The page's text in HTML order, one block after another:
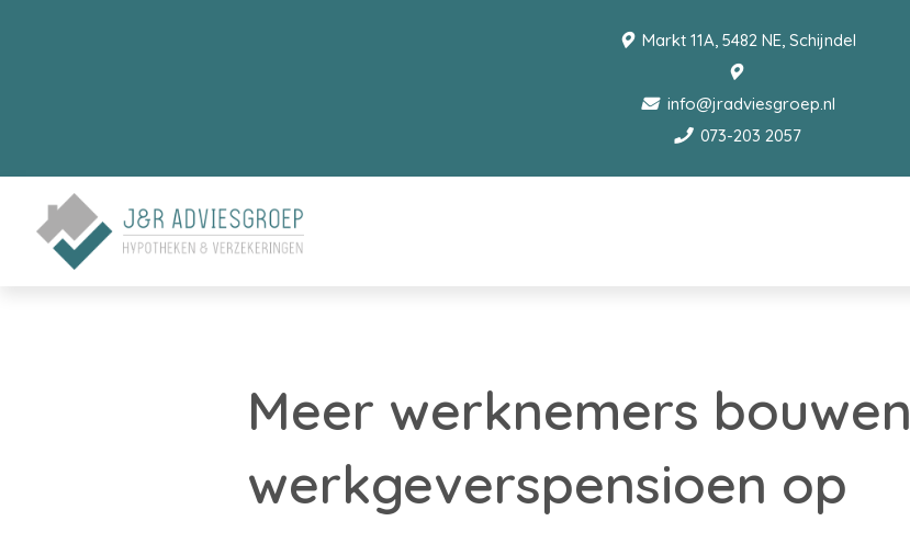
Markt 11A, 5482 NE, Schijndel
info@jradviesgroep.nl
073-203 2057
Meer werknemers bouwen
werkgeverspensioen op